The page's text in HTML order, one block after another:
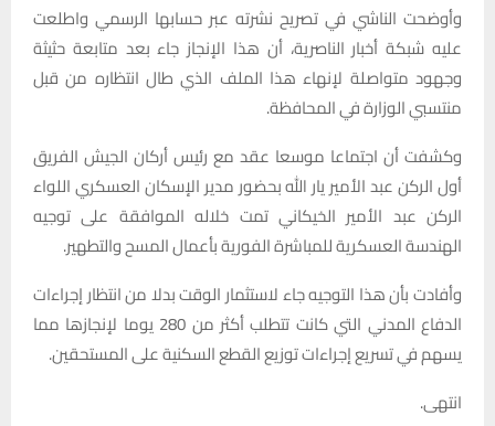
وأوضحت الناشي في تصريح نشرته عبر حسابها الرسمي واطلعت
عليه شبكة أخبار الناصرية، أن هذا الإنجاز جاء بعد متابعة حثيثة
وجهود متواصلة لإنهاء هذا الملف الذي طال انتظاره من قبل
منتسبي الوزارة في المحافظة.
وكشفت أن اجتماعا موسعا عقد مع رئيس أركان الجيش الفريق
أول الركن عبد الأمير يار الله بحضور مدير الإسكان العسكري اللواء
الركن عبد الأمير الخيكاني تمت خلاله الموافقة على توجيه
الهندسة العسكرية للمباشرة الفورية بأعمال المسح والتطهير.
وأفادت بأن هذا التوجيه جاء لاستثمار الوقت بدلا من انتظار إجراءات
الدفاع المدني التي كانت تتطلب أكثر من 280 يوما لإنجازها مما
يسهم في تسريع إجراءات توزيع القطع السكنية على المستحقين.
انتهى.